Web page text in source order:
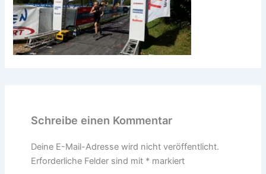
Schreibe einen Kommentar
Deine E-Mail-Adresse wird nicht veröffentlicht.
Erforderliche Felder sind mit *markiert